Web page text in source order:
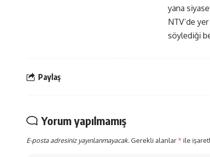
yana
NTV’de
söylediği
Paylaş
Yorum yapılmamış
E-posta adresiniz yayınlanmayacak. Gerekli alanlar*ile